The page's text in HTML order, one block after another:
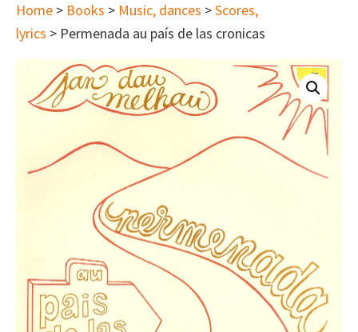
Home > Books > Music, dances >Scores,
lyrics > Permenada au país de las cronicas